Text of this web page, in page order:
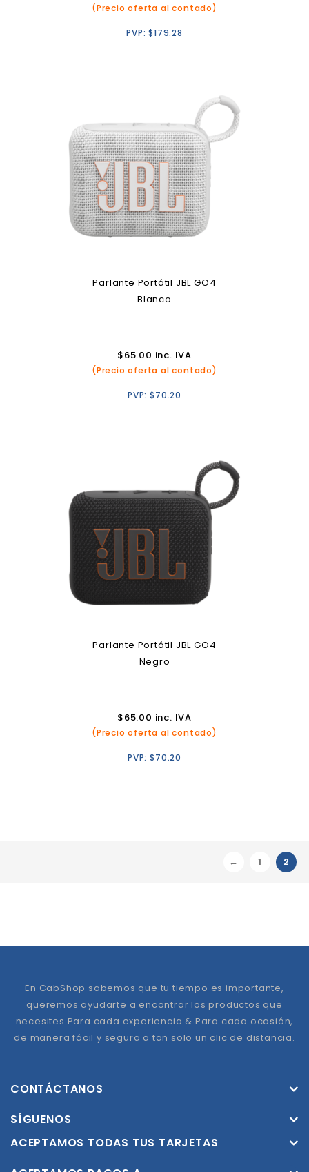
(Precio oferta al contado)
PVP:$179.28
Parlante Portátil JBL GO4
Blanco
$65.00 inc. IVA
(Precio oferta al contado)
PVP:$70.20
Parlante Portátil JBL GO4
Negro
$65.00 inc. IVA
(Precio oferta al contado)
PVP:$70.20
← 1 2
En CabShop sabemos que tu tiempo es importante,
queremos ayudarte a encontrar los productos que
necesites Para cada experiencia & Para cada ocasión,
de manera fácil y segura a tan solo un clic de distancia.
CONTÁCTANOS
SÍGUENOS
ACEPTAMOS TODAS TUS TARJETAS